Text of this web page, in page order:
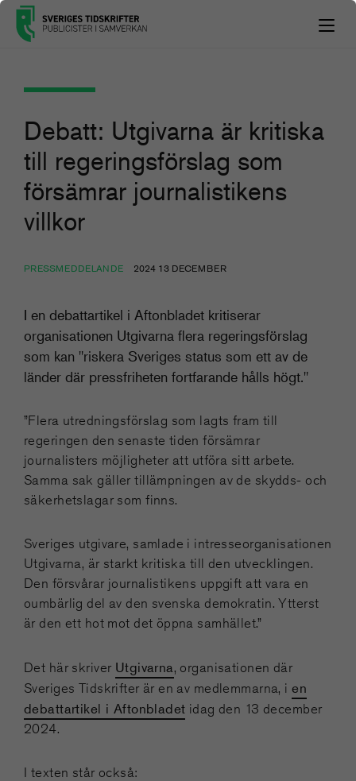
Debatt: Utgivarna är kritiska
till regeringsförslag som
försämrar journalistikens
villkor
PRESSMEDDELANDE 2024 13 DECEMBER
I en debattartikel i Aftonbladet kritiserar
organisationen Utgivarna flera regeringsförslag
som kan "riskera Sveriges status som ett av de
länder där pressfriheten fortfarande hålls högt."
”Flera utredningsförslag som lagts fram till
regeringen den senaste tiden försämrar
journalisters möjligheter att utföra sitt arbete.
Samma sak gäller tillämpningen av de skydds- och
säkerhetslagar som finns.
Sveriges utgivare, samlade i intresseorganisationen
Utgivarna, är starkt kritiska till den utvecklingen.
Den försvårar journalistikens uppgift att vara en
oumbärlig del av den svenska demokratin. Ytterst
är den ett hot mot det öppna samhället.”
Det här skriver Utgivarna, organisationen där
Sveriges Tidskrifter är en av medlemmarna, ien
debattartikel i Aftonbladet idag den 13 december
2024.
I texten står också: